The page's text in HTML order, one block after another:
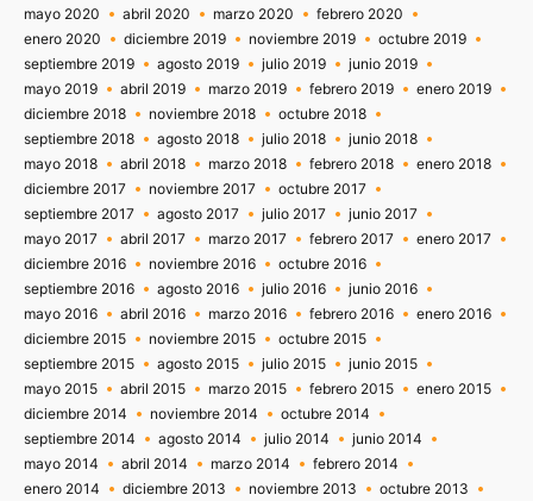
mayo 2020
abril 2020 marzo 2020
febrero 2020
enero 2020
diciembre 2019 noviembre 2019
octubre 2019
septiembre 2019
agosto 2019 julio 2019
junio 2019
mayo 2019
abril 2019 marzo 2019 febrero 2019
enero 2019
diciembre 2018
noviembre 2018
octubre 2018
septiembre 2018
agosto 2018 julio 2018
junio 2018
mayo 2018
abril 2018 marzo 2018 febrero 2018
enero 2018
diciembre 2017
noviembre 2017
octubre 2017
septiembre 2017
agosto 2017 julio 2017
junio 2017
mayo 2017
abril 2017 marzo 2017 febrero 2017
enero 2017
diciembre 2016
noviembre 2016
octubre 2016
septiembre 2016
agosto 2016 julio 2016
junio 2016
mayo 2016
abril 2016 marzo 2016 febrero 2016
enero 2016
diciembre 2015
noviembre 2015
octubre 2015
septiembre 2015
agosto 2015 julio 2015
junio 2015
mayo 2015
abril 2015 marzo 2015 febrero 2015
enero 2015
diciembre 2014
noviembre 2014
octubre 2014
septiembre 2014
agosto 2014 julio 2014
junio 2014
mayo 2014
abril 2014 marzo 2014
febrero 2014
enero 2014
diciembre 2013 noviembre 2013 octubre 2013